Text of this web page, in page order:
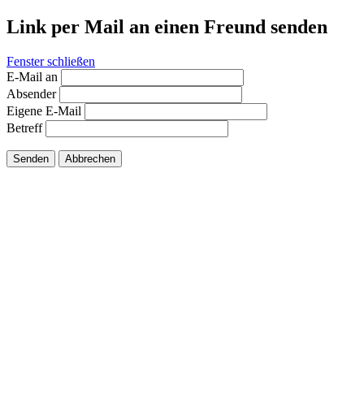
Link per Mail an einen Freund senden
Fenster schließen
E-Mail an
Absender
Eigene E-Mail
Betreff
Senden Abbrechen